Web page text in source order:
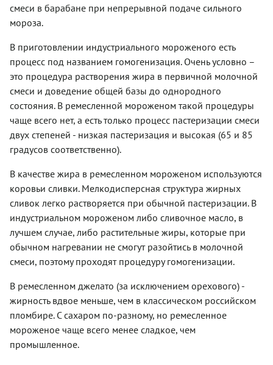
смеси в барабане при непрерывной подаче сильного
мороза.
В приготовлении индустриального мороженого есть
процесс под названием гомогенизация. Очень условно –
это процедура растворения жира в первичной молочной
смеси и доведение общей базы до однородного
состояния. В ремесленной мороженом такой процедуры
чаще всего нет, а есть только процесс пастеризации смеси
двух степеней - низкая пастеризация и высокая (65 и 85
градусов соответственно).
В качестве жира в ремесленном мороженом используются
коровьи сливки. Мелкодисперсная структура жирных
сливок легко растворяется при обычной пастеризации. В
индустриальном мороженом либо сливочное масло, в
лучшем случае, либо растительные жиры, которые при
обычном нагревании не смогут разойтись в молочной
смеси, поэтому проходят процедуру гомогенизации.
В ремесленном джелато (за исключением орехового) -
жирность вдвое меньше, чем в классическом российском
пломбире. С сахаром по-разному, но ремесленное
мороженое чаще всего менее сладкое, чем
промышленное.